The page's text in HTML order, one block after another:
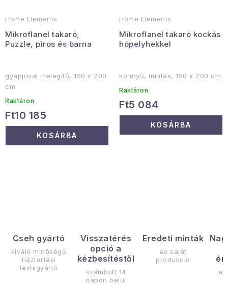
Home Elements
Mikroflanel takaró,
Puzzle, piros és barna
gyapjúval melegítő, 150 x 200
cm
Raktáron
Ft10 185
KOSÁRBA
Home Elements
Mikroflanel takaró kockás
hópelyhekkel
könnyű, mintás, 150 x 200 cm
Raktáron
Ft5 084
KOSÁRBA
Cseh gyártó
kiváló minőségű
háztartási
textilgyártó
Visszatérés
opció a
kézbesítéstől
számított 14
napon belül
Eredeti minták
és saját
produkció